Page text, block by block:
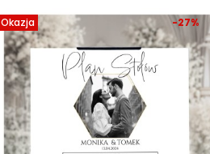
Okazja -27%